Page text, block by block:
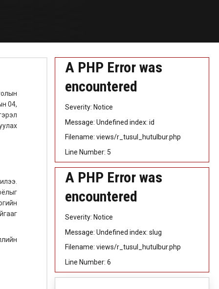
04,
A PHP Error was
encountered
Severity: Notice
Message: Undefined index: id
Filename: views/r_tusul_hutulbur.php
Line Number: 5
A PHP Error was
encountered
Severity: Notice
Message: Undefined index: slug
Filename: views/r_tusul_hutulbur.php
Line Number: 6